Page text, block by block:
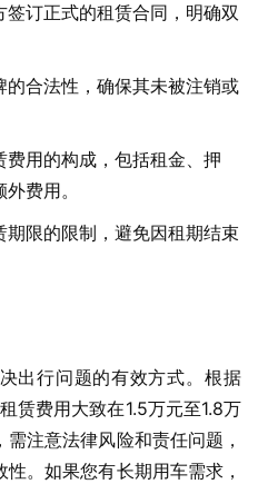
签订正式的租赁合同，明确双
的合法性，确保其未被注销或
费用的构成，包括租金、押
费用。
期限的限制，避免因租期结束
出行问题的有效方式。​根据
赁费用大致在1.5万元至1.8万
注意法律风险和责任问题，
。​如果您有长期用车需求，